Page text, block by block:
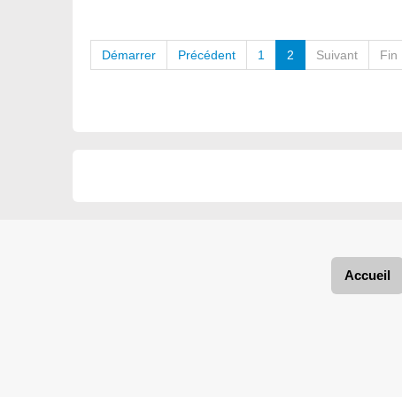
Démarrer Précédent 1 2 Suivant Fin
Accueil